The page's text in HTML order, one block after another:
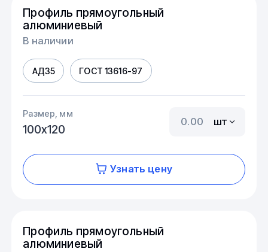
Профиль прямоугольный
алюминиевый
В наличии
АД35 ГОСТ 13616-97
Размер, мм
100х120
шт
Узнать цену
Профиль прямоугольный
алюминиевый